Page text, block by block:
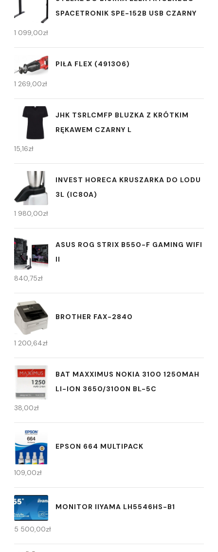
SPACETRONIK SPE-152B USB CZARNY
1 099,00zł
PIŁA FLEX (491306)
1 269,00zł
JHK TSRLCMFP BLUZKA Z KRÓTKIM
RĘKAWEM CZARNY L
15,16zł
INVEST HORECA KRUSZARKA DO LODU
3L (IC80A)
1 980,00zł
ASUS ROG STRIX B550-F GAMING WIFI
II
840,75zł
BROTHER FAX-2840
1 200,64zł
BAT MAXXIMUS NOKIA 3100 1250MAH
LI-ION 3650/3100N BL-5C
38,00zł
EPSON 664 MULTIPACK
109,00zł
MONITOR IIYAMA LH5546HS-B1
5 500,00zł